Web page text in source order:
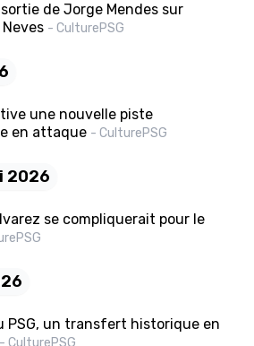
de Jorge Mendes sur
- CulturePSG
une nouvelle piste
en attaque - CulturePSG
2026
se compliquerait pour le
PSG, un transfert historique en
- CulturePSG